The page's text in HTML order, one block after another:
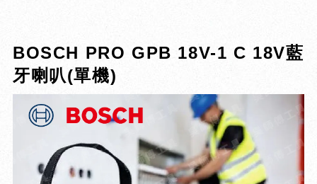
BOSCH PRO GPB 18V-1 C 18V藍
牙喇叭(單機)